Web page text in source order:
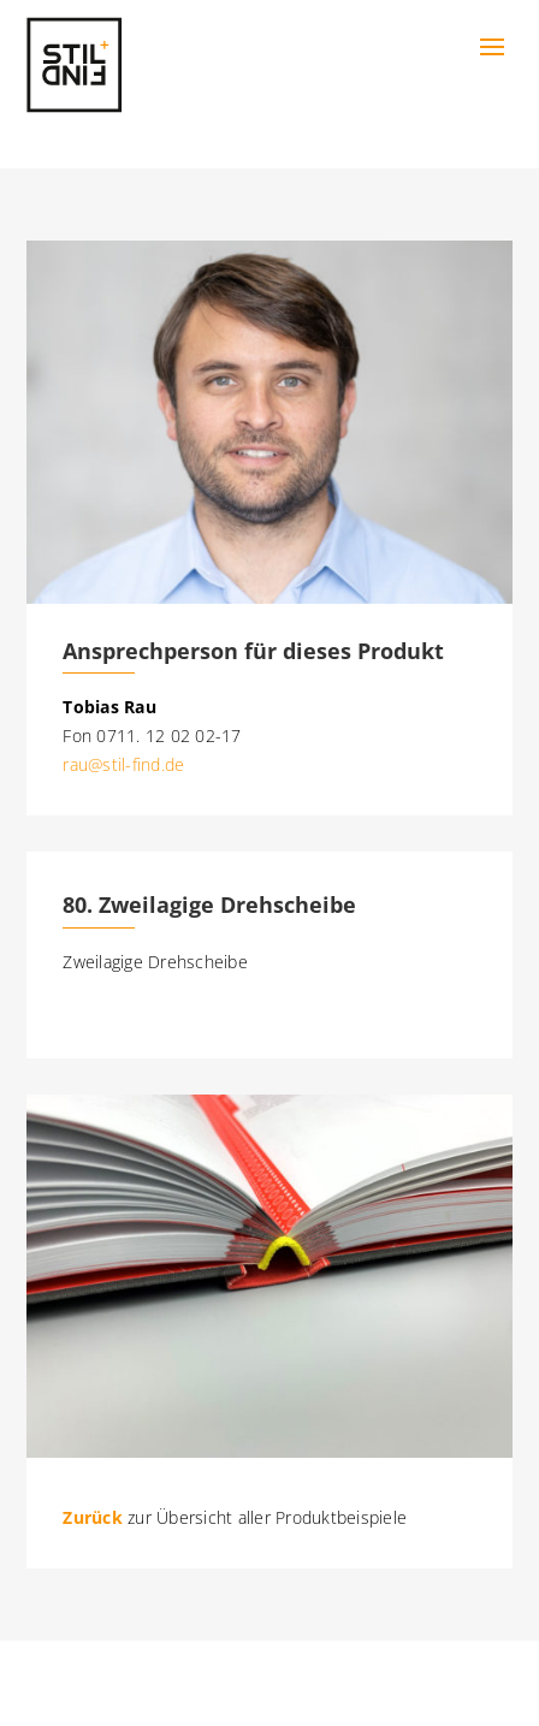
Ansprechperson für dieses Produkt
Tobias Rau
Fon 0711. 12 02 02-17
rau@stil-find.de
80. Zweilagige Drehscheibe
Zweilagige Drehscheibe
Zurückzur Übersicht aller Produktbeispiele